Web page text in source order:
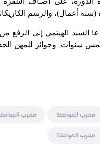
أعمال)، والرسم
السيد الهيتمي إلى الرفع
سنوات، وجوائز للمهن
مغرب المواطنة مغرب
مغرب المواطنة